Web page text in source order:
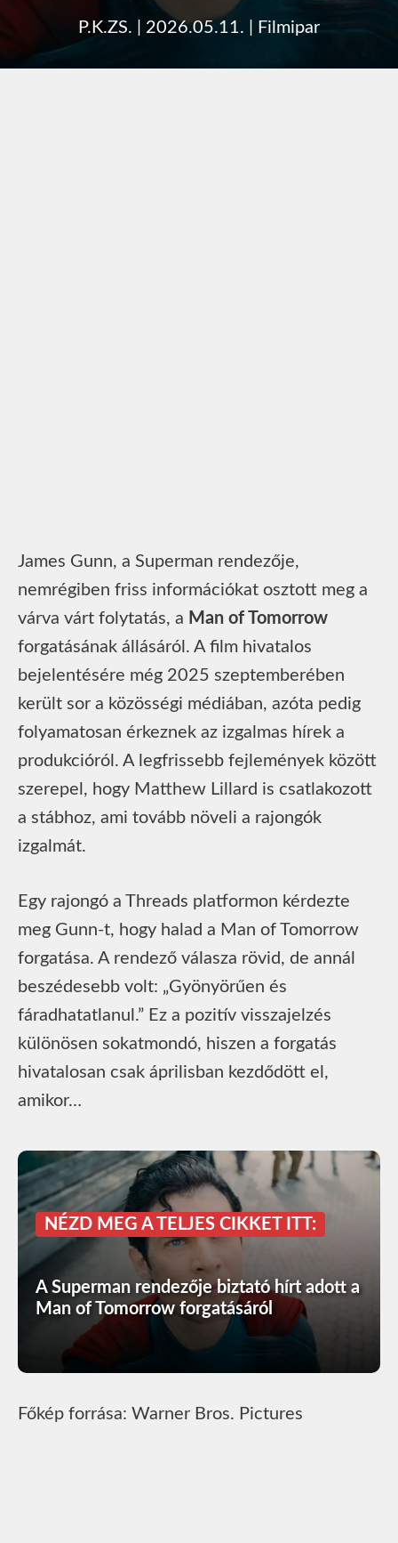
P.K.ZS. 2026.05.11. Filmipar
James Gunn, a Superman rendezője,
nemrégiben friss információkat osztott meg a
várva várt folytatás, a Man of Tomorrow
forgatásának állásáról. A film hivatalos
bejelentésére még 2025 szeptemberében
került sor a közösségi médiában, azóta pedig
folyamatosan érkeznek az izgalmas hírek a
produkcióról. A legfrissebb fejlemények között
szerepel, hogy Matthew Lillard is csatlakozott
a stábhoz, ami tovább növeli a rajongók
izgalmát.
Egy rajongó a Threads platformon kérdezte
meg Gunn-t, hogy halad a Man of Tomorrow
forgatása. A rendező válasza rövid, de annál
beszédesebb volt: „Gyönyörűen és
fáradhatatlanul.” Ez a pozitív visszajelzés
különösen sokatmondó, hiszen a forgatás
hivatalosan csak áprilisban kezdődött el,
amikor…
NÉZD MEG A TELJES CIKKET ITT:
A Superman rendezője biztató hírt adott a
Man of Tomorrow forgatásáról
Főkép forrása: Warner Bros. Pictures